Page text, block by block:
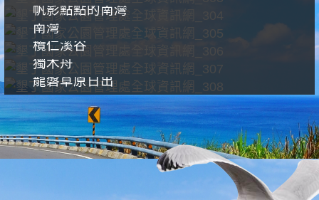
帆影點點的南灣
南灣
欖仁溪谷
獨木舟
龍磐草原日出